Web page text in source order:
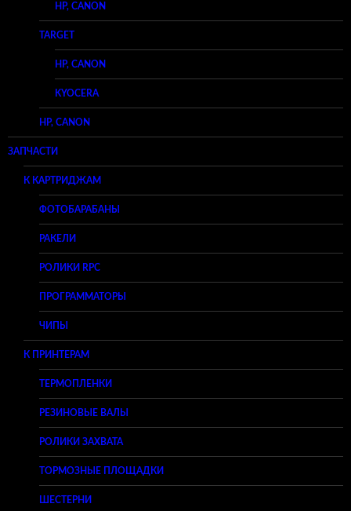
HP, CANON
TARGET
HP, CANON
KYOCERA
HP, CANON
ЗАПЧАСТИ
К КАРТРИДЖАМ
ФОТОБАРАБАНЫ
РАКЕЛИ
РОЛИКИ RPC
ПРОГРАММАТОРЫ
ЧИПЫ
К ПРИНТЕРАМ
ТЕРМОПЛЕНКИ
РЕЗИНОВЫЕ ВАЛЫ
РОЛИКИ ЗАХВАТА
ТОРМОЗНЫЕ ПЛОЩАДКИ
ШЕСТЕРНИ